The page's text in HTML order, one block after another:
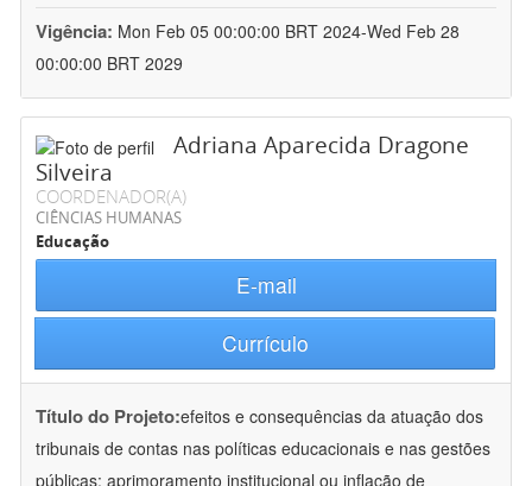
Vigência: Mon Feb 05 00:00:00 BRT 2024-Wed Feb 28
00:00:00 BRT 2029
Adriana Aparecida Dragone
Silveira
COORDENADOR(A)
CIÊNCIAS HUMANAS
Educação
E-mail
Currículo
Título do Projeto:efeitos e consequências da atuação dos
tribunais de contas nas políticas educacionais e nas gestões
públicas: aprimoramento institucional ou inflação de